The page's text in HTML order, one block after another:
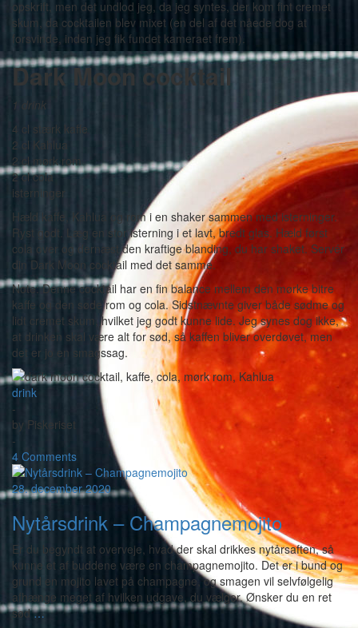
opskrift, men det undlod jeg, da jeg syntes, der kom fint cremet
skum, da cocktailen blev mixet (en del af det nåede dog at
forsvinde, inden jeg fik fundet kameraet frem).
Dark Moon cocktail
1 drink
4 cl stærk kaffe
2 cl Kahlua
2 cl mørk rom
2 cl cola
isterninger
Hæld kaffe, Kahlua og rom i en shaker sammen med isterninger.
Ryst godt. Læg en stor isterning i et lavt, bredt glas. Hæld først
cola over og dernæst den kraftige blanding, du har shaket. Servér
din Dark Moon cocktail med det samme.
Note: Denne cocktail har en fin balance mellem den mørke bitre
kaffe og den søde rom og cola. Sidstnævnte giver både sødme og
lidt cremet skum, hvilket jeg godt kunne lide. Jeg synes dog ikke,
at drinken skal være alt for sød, så kaffen bliver overdøvet, men
det er jo en smagssag.
drink
-
by Piskeriset
-
4 Comments
28. december 2020
Nytårsdrink – Champagnemojito
Er du begyndt at overveje, hvad der skal drikkes nytårsaften, så
kunne et af buddene være en champagnemojito. Det er i bund og
grund en mojito lavet på champagne, og smagen vil selvfølgelig
afhænge meget af hvilken udgave, du vælger. Ønsker du en ret
sød…